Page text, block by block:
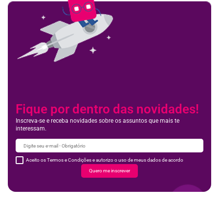
Fique por dentro das novidades!
Inscreva-se e receba novidades sobre os assuntos que mais te
interessam.
Aceito os Termos e Condições e autorizo o uso de meus dados de acordo
Quero me inscrever